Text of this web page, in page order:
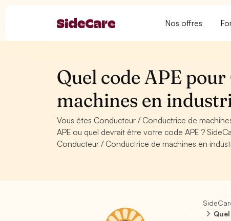
Nos offres
Quel code APE
machines en
Vous êtes Conducteur / Conductrice de
APE ou quel devrait être votre code APE ?
Conducteur / Conductrice de machines en